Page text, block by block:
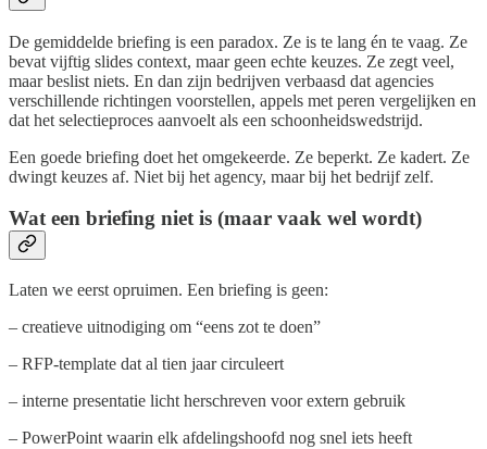
De gemiddelde briefing is een paradox. Ze is te lang én te vaag. Ze
bevat vijftig slides context, maar geen echte keuzes. Ze zegt veel,
maar beslist niets. En dan zijn bedrijven verbaasd dat agencies
verschillende richtingen voorstellen, appels met peren vergelijken en
dat het selectieproces aanvoelt als een schoonheidswedstrijd.
Een goede briefing doet het omgekeerde. Ze beperkt. Ze kadert. Ze
dwingt keuzes af. Niet bij het agency, maar bij het bedrijf zelf.
Wat een briefing niet is (maar vaak wel wordt)
Laten we eerst opruimen. Een briefing is geen:
– creatieve uitnodiging om “eens zot te doen”
– RFP-template dat al tien jaar circuleert
– interne presentatie licht herschreven voor extern gebruik
– PowerPoint waarin elk afdelingshoofd nog snel iets heeft